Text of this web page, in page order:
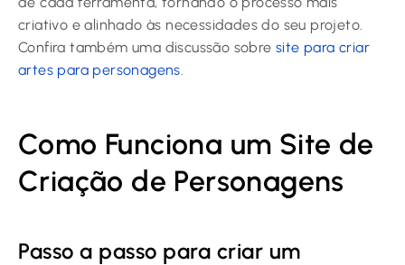
criativo e alinhado às necessidades do seu projeto.
Confira também uma discussão sobre site para criar
artes para personagens
Como Funciona um Site de
Criação de Personagens
Passo a passo para criar um